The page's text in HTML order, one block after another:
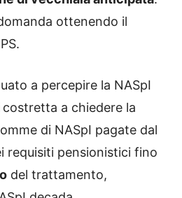
ottenendo il
a percepire la NASpI
costretta a chiedere la
di NASpI pagate dal
requisiti pensionistici fino
del trattamento,